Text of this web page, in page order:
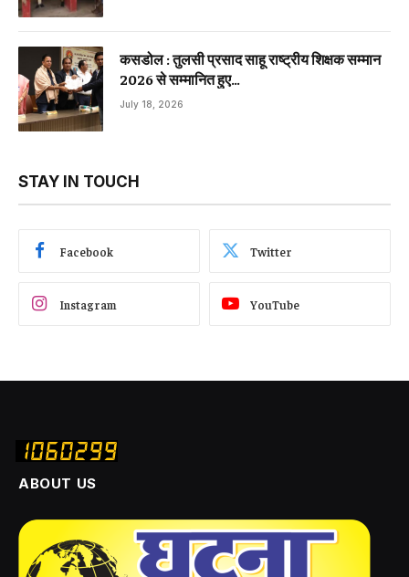
कसडोल : तुलसी प्रसाद साहू राष्ट्रीय शिक्षक सम्मान
2026 से सम्मानित हुए…
July 18, 2026
STAY IN TOUCH
Facebook Twitter
Instagram YouTube
ABOUT US